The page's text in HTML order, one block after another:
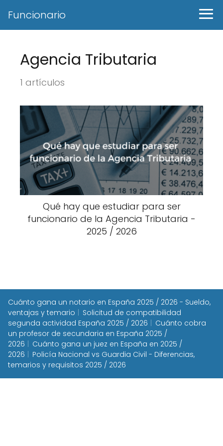
Funcionario
Agencia Tributaria
1 artículos
Qué hay que estudiar para ser
funcionario de la Agencia Tributaria -
2025 / 2026
Cuánto gana un notario en España 2025 / 2026 - Sueldo,
ventajas y temario
Solicitud de compatibilidad
segunda actividad España 2025 / 2026
Cuánto cobra
un profesor de secundaria en España 2025 /
2026
Cuánto gana un juez en España en 2025 /
2026
Policía Nacional vs Guardia Civil - Diferencias,
temarios y requisitos 2025 / 2026